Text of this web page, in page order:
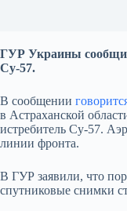
ГУР Украины
Су-57.
В сообщении
в Астраханской
истребитель Су-57.
линии фронта.
В ГУР заявили, что
спутниковые снимки